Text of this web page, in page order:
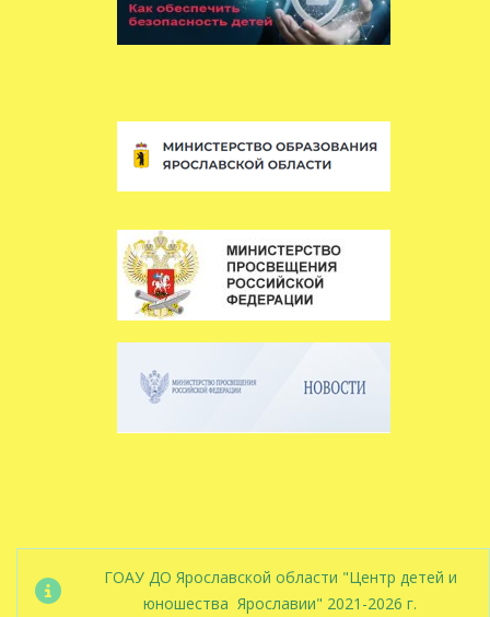
ГОАУ ДО Ярославской области "Центр детей и
юношества Ярославии" 2021-2026 г.